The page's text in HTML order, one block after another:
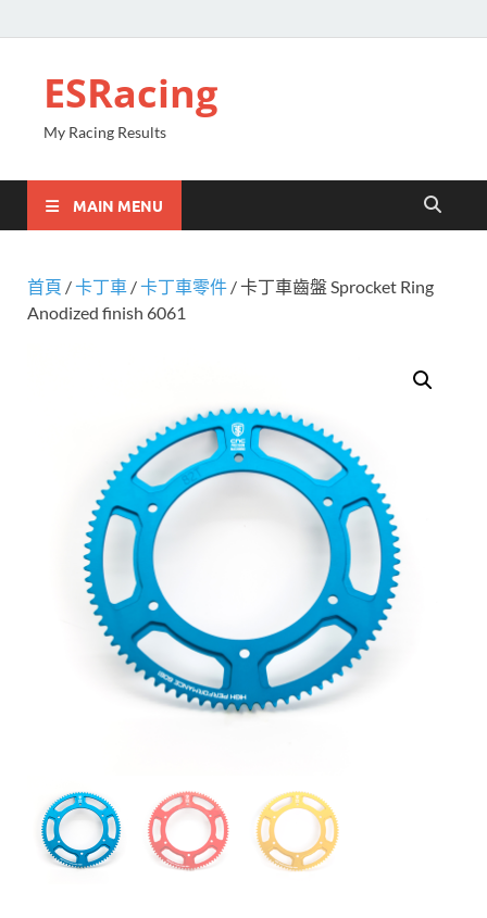
ESRacing
My Racing Results
MAIN MENU
首頁 /卡丁車 /卡丁車零件 / 卡丁車齒盤 Sprocket Ring
Anodized finish 6061